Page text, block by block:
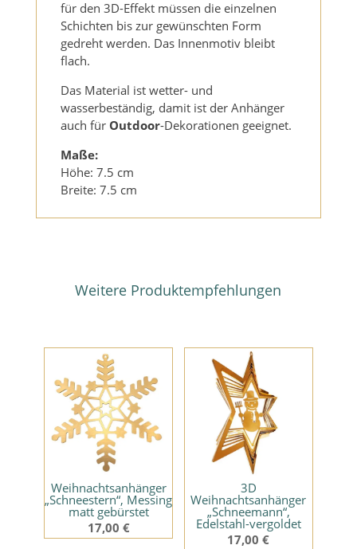
für den 3D-Effekt müssen die einzelnen
Schichten bis zur gewünschten Form
gedreht werden. Das Innenmotiv bleibt
flach.
Das Material ist wetter- und
wasserbeständig, damit ist der Anhänger
auch für Outdoor-Dekorationen geeignet.
Maße:
Höhe: 7.5 cm
Breite: 7.5 cm
Weitere Produktempfehlungen
Weihnachtsanhänger
„Schneestern“, Messing
matt gebürstet
17,00 €
3D
Weihnachtsanhänger
„Schneemann“,
Edelstahl-vergoldet
17,00€